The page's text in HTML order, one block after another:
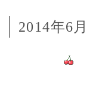
2014年6月